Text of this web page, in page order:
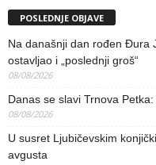
POSLEDNJE OBJAVE
Na današnji dan rođen Đura
ostavljao i „poslednji groš“
08/08/2026
Danas se slavi Trnova
08/08/2026
U susret Ljubičevskim
avgusta